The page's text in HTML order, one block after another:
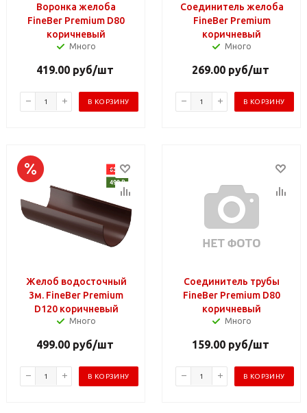
Воронка желоба
FineBer Premium D80
коричневый
Много
419.00руб/шт
В КОРЗИНУ
Соединитель желоба
FineBer Premium
коричневый
Много
269.00руб/шт
В КОРЗИНУ
Желоб водосточный
3м. FineBer Premium
D120 коричневый
Много
499.00руб/шт
В КОРЗИНУ
Соединитель трубы
FineBer Premium D80
коричневый
Много
159.00руб/шт
В КОРЗИНУ